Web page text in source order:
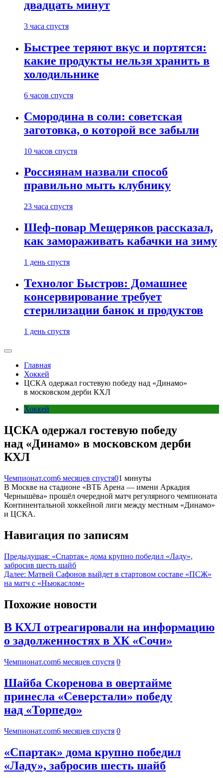
двадцать минут
3 часа спустя
Быстрее теряют вкус и портятся:
какие продукты нельзя хранить в
холодильнике
6 часов спустя
Смородина в соли: советская
заготовка, о которой все забыли
10 часов спустя
Россиянам назвали способ
правильно мыть клубнику
23 часа спустя
Шеф-повар Мещеряков рассказал,
как замораживать кабачки на зиму
1 день спустя
Технолог Быстров: Домашнее
консервирование требует
стерилизации банок и продуктов
1 день спустя
Главная
Хоккей
ЦСКА одержал гостевую победу над «Динамо»
в московском дерби КХЛ
Хоккей
ЦСКА одержал гостевую победу
над «Динамо» в московском дерби
КХЛ
Чемпионат.com6 месяцев спустя01 минуты
В Москве на стадионе «ВТБ Арена — имени Аркадия
Чернышёва» прошёл очередной матч регулярного чемпионата
Континентальной хоккейной лиги между местным «Динамо»
и ЦСКА.
Навигация по записям
Предыдущая: «Спартак» дома крупно победил «Ладу»,
забросив шесть шайб
Далее: Матвей Сафонов выйдет в стартовом составе «ПСЖ»
на матч с «Ньюкаслом»
Похожие новости
В КХЛ отреагировали на информацию
о задолженностях в ХК «Сочи»
Чемпионат.com6 месяцев спустя 0
Шайба Скоренова в овертайме
принесла «Северстали» победу
над «Торпедо»
Чемпионат.com6 месяцев спустя 0
«Спартак» дома крупно победил
«Ладу», забросив шесть шайб